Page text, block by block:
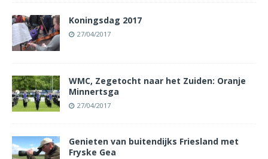
Koningsdag 2017
27/04/2017
WMC, Zegetocht naar het Zuiden: Oranje
Minnertsga
27/04/2017
Genieten van buitendijks Friesland met
Fryske Gea